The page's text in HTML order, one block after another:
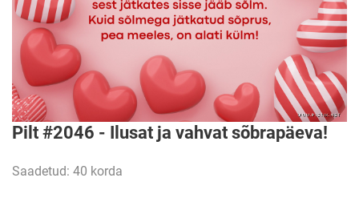
Pilt #2046 - Ilusat ja vahvat sõbrapäeva!
Saadetud: 40 korda